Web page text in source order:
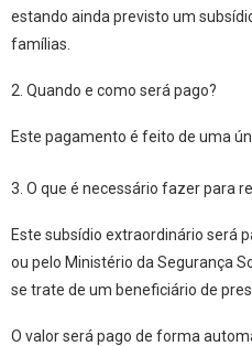
estando ainda previsto um
famílias.
2. Quando e como será pago?
Este pagamento é feito de uma
3. O que é necessário fazer para
Este subsídio extraordinário será
ou pelo Ministério da Segurança
se trate de um beneficiário de
O valor será pago de forma